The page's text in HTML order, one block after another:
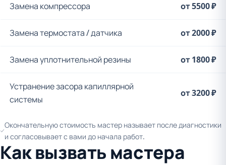
Замена компрессора от 5500 ₽
Замена термостата / датчика от 2000 ₽
Замена уплотнительной резины от 1800 ₽
Устранение засора капиллярной
системы
от 3200 ₽
Окончательную стоимость мастер называет после диагностики
и согласовывает с вами до начала работ.
Как вызвать мастера